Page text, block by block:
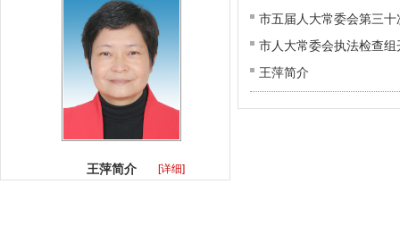
王萍简介 [详细]
市五届人大常委会第三
市人大常委会执法检查
王萍简介